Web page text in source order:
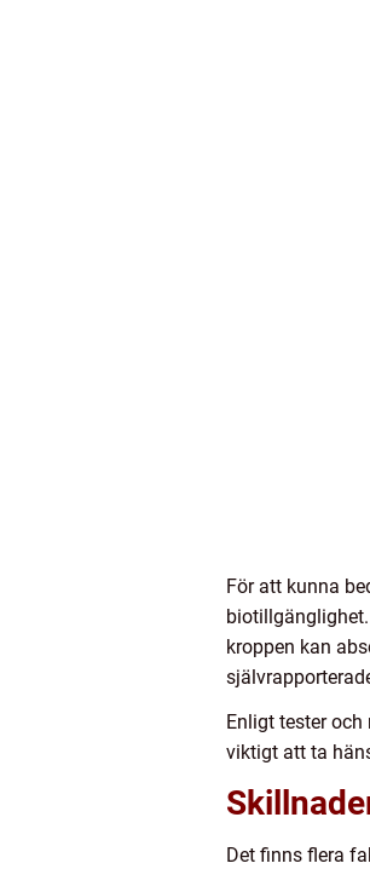
För att kunna
kroppen kan
Enligt tester
viktigt att ta
Det finns flera